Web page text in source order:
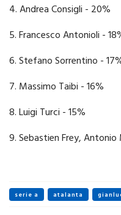
4. Andrea Consigli - 20%
5. Francesco Antonioli -
6. Stefano Sorrentino -
7. Massimo Taibi - 16%
8. Luigi Turci - 15%
9. Sebastien Frey,
serie a atalanta